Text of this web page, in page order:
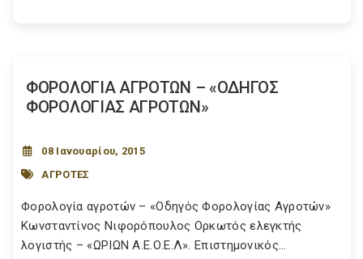
ΦΟΡΟΛΟΓΙΑ ΑΓΡΟΤΩΝ – «ΟΔΗΓΟΣ
ΦΟΡΟΛΟΓΙΑΣ ΑΓΡΟΤΩΝ»
08 Ιανουαρίου, 2015
ΑΓΡΟΤΕΣ
Φορολογία αγροτών – «Οδηγός Φορολογίας Αγροτών»
Κωνσταντίνος Νιφορόπουλος Ορκωτός ελεγκτής
λογιστής – «ΩΡΙΩΝ Α.Ε.Ο.Ε.Λ». Επιστημονικός...